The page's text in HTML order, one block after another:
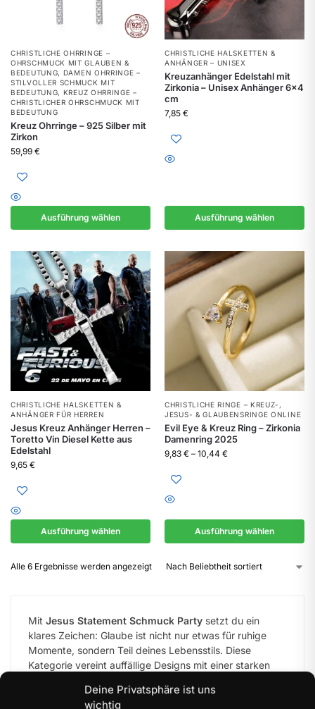
Deine Privatsphäre ist uns
wichtig
CHRISTLICHE OHRRINGE –
OHRSCHMUCK MIT GLAUBEN &
BEDEUTUNG, DAMEN OHRRINGE –
STILVOLLER SCHMUCK MIT
BEDEUTUNG, KREUZ OHRRINGE –
CHRISTLICHER OHRSCHMUCK MIT
BEDEUTUNG
Kreuz Ohrringe – 925 Silber mit
Zirkon
59,99 €
Ausführung wählen
CHRISTLICHE HALSKETTEN &
ANHÄNGER – UNISEX
Kreuzanhänger Edelstahl mit
Zirkonia – Unisex Anhänger 6×4
cm
7,85 €
Ausführung wählen
CHRISTLICHE HALSKETTEN &
ANHÄNGER FÜR HERREN
Jesus Kreuz Anhänger Herren –
Toretto Vin Diesel Kette aus
Edelstahl
9,65 €
Ausführung wählen
CHRISTLICHE RINGE – KREUZ-,
JESUS- & GLAUBENSRINGE ONLINE
Evil Eye & Kreuz Ring – Zirkonia
Damenring 2025
9,83 € – 10,44 €
Ausführung wählen
Alle 6 Ergebnisse werden angezeigt
Mit Jesus Statement Schmuck Party setzt du ein
klares Zeichen: Glaube ist nicht nur etwas für ruhige
Momente, sondern Teil deines Lebensstils. Diese
Kategorie vereint auffällige Designs mit einer starken
selbstbewusst zeigen möchten.